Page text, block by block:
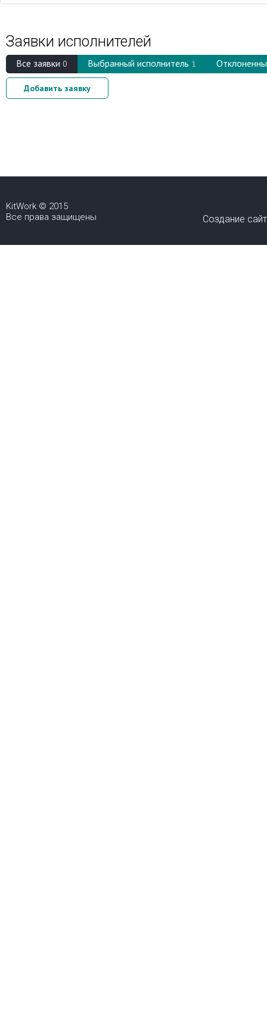
Заявки исполнителей
Вcе заявки 0 Выбранный исполнитель 1
Добавить заявку
KitWork © 2015
Все права защищены
Создание